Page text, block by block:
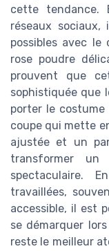
cette tendance.
réseaux
possibles avec
rose poudre
prouvent que
sophistiquée que
porter le
coupe qui mette
ajustée et un
transformer
spectaculaire.
travaillées,
accessible, il est
se démarquer
reste le meilleur